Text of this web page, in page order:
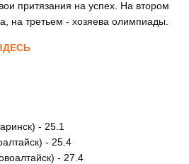
притязания на успех. На втором
на третьем - хозяева олимпиады.
- 25.1
- 25.4
- 27.4